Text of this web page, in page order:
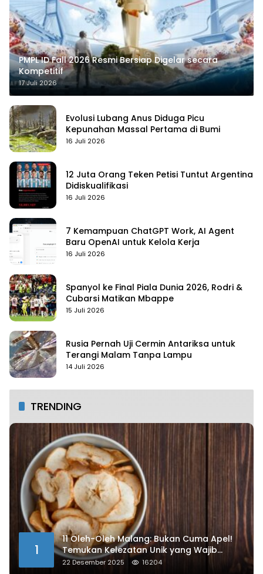
PMPL ID Fall 2026 Resmi Bersiap Digelar secara
Kompetitif
17 Juli 2026
Evolusi Lubang Anus Diduga Picu
Kepunahan Massal Pertama di Bumi
16 Juli 2026
12 Juta Orang Teken Petisi Tuntut Argentina
Didiskualifikasi
16 Juli 2026
7 Kemampuan ChatGPT Work, AI Agent
Baru OpenAI untuk Kelola Kerja
16 Juli 2026
Spanyol ke Final Piala Dunia 2026, Rodri &
Cubarsi Matikan Mbappe
15 Juli 2026
Rusia Pernah Uji Cermin Antariksa untuk
Terangi Malam Tanpa Lampu
14 Juli 2026
TRENDING
1
11 Oleh-Oleh Malang: Bukan Cuma Apel!
Temukan Kelezatan Unik yang Wajib
Dibawa
22 Desember 2025 16204